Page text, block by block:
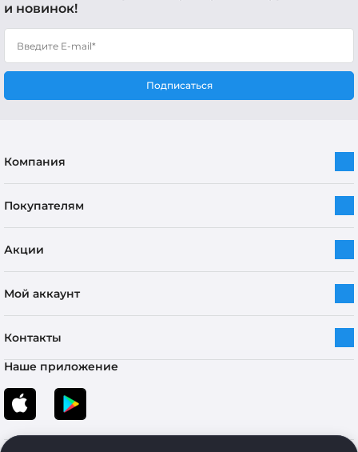
и новинок!
Подписаться
Компания
Покупателям
Акции
Мой аккаунт
Контакты
Наше приложение